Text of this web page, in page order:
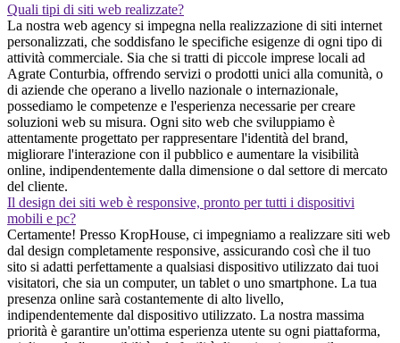
Quali tipi di siti web realizzate?
La nostra web agency si impegna nella realizzazione di siti internet
personalizzati, che soddisfano le specifiche esigenze di ogni tipo di
attività commerciale. Sia che si tratti di piccole imprese locali ad
Agrate Conturbia, offrendo servizi o prodotti unici alla comunità, o
di aziende che operano a livello nazionale o internazionale,
possediamo le competenze e l'esperienza necessarie per creare
soluzioni web su misura. Ogni sito web che sviluppiamo è
attentamente progettato per rappresentare l'identità del brand,
migliorare l'interazione con il pubblico e aumentare la visibilità
online, indipendentemente dalla dimensione o dal settore di mercato
del cliente.
Il design dei siti web è responsive, pronto per tutti i dispositivi
mobili e pc?
Certamente! Presso KropHouse, ci impegniamo a realizzare siti web
dal design completamente responsive, assicurando così che il tuo
sito si adatti perfettamente a qualsiasi dispositivo utilizzato dai tuoi
visitatori, che sia un computer, un tablet o uno smartphone. La tua
presenza online sarà costantemente di alto livello,
indipendentemente dal dispositivo utilizzato. La nostra massima
priorità è garantire un'ottima esperienza utente su ogni piattaforma,